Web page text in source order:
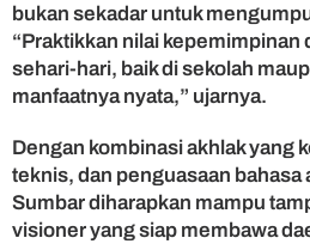
bukan sekadar untuk
“Praktikkan nilai kepemimpinan
sehari-hari, baik di sekolah
manfaatnya nyata,” ujarnya.
Dengan kombinasi akhlak yang
teknis, dan penguasaan
Sumbar diharapkan mampu
visioner yang siap membawa